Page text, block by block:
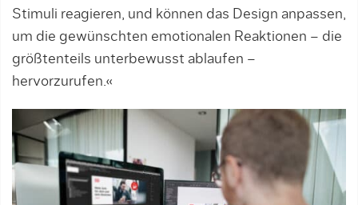
Stimuli reagieren, und können das Design anpassen,
um die gewünschten emotionalen Reaktio­nen – die
größtenteils unterbewusst ablaufen –
hervorzurufen.«